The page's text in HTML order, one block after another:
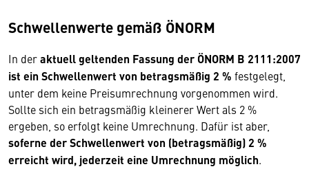
Schwellenwerte gemäß ÖNORM
In deraktuell geltenden Fassung der ÖNORM B 2111:2007
ist ein Schwellenwert von betragsmäßig 2 % festgelegt,
unter dem keine Preisumrechnung vorgenommen wird.
Sollte sich ein betragsmäßig kleinerer Wert als 2 %
ergeben, so erfolgt keine Umrechnung. Dafür ist aber,
soferne der Schwellenwert von (betragsmäßig) 2 %
erreicht wird, jederzeit eine Umrechnung möglich.